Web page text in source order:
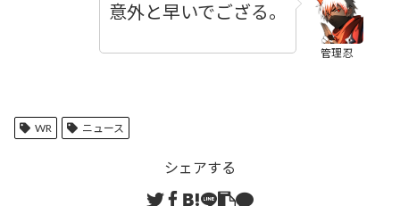
管理忍
意外と早いでござる。
WR ニュース
シェアする